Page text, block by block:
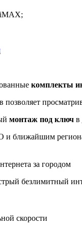
комплекты
монтаж под ключ в
ближайшим
за городом
безлимитный
скорости